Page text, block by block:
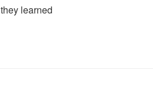
they learned